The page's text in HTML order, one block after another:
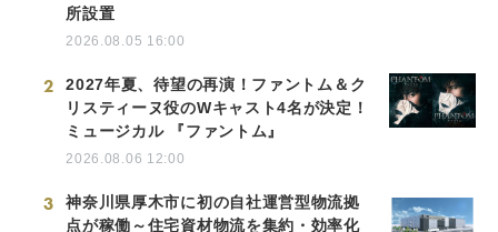
所設置
2026.08.05 16:00
2
2027年夏、待望の再演！ファントム＆ク
リスティーヌ役のWキャスト4名が決定！
ミュージカル 『ファントム』
2026.08.06 12:00
3
神奈川県厚木市に初の自社運営型物流拠
点が稼働～住宅資材物流を集約・効率化